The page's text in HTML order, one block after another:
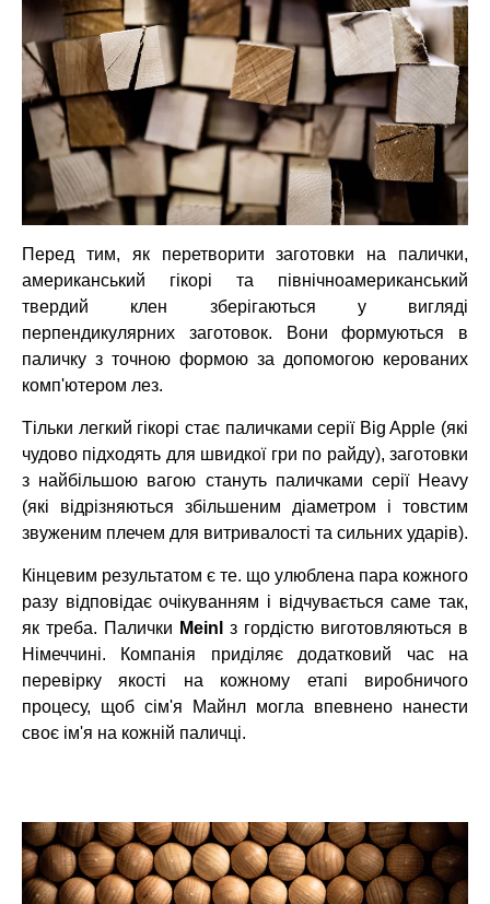
Перед тим, як перетворити заготовки на палички,
американський гікорі та північноамериканський
твердий клен зберігаються у вигляді
перпендикулярних заготовок. Вони формуються в
паличку з точною формою за допомогою керованих
комп'ютером лез.
Тільки легкий гікорі стає паличками серії Big Apple (які
чудово підходять для швидкої гри по райду), заготовки
з найбільшою вагою стануть паличками серії Heavy
(які відрізняються збільшеним діаметром і товстим
звуженим плечем для витривалості та сильних ударів).
Кінцевим результатом є те. що улюблена пара кожного
разу відповідає очікуванням і відчувається саме так,
як треба. Палички Meinl з гордістю виготовляються в
Німеччині. Компанія приділяє додатковий час на
перевірку якості на кожному етапі виробничого
процесу, щоб сім'я Майнл могла впевнено нанести
своє ім'я на кожній паличці.